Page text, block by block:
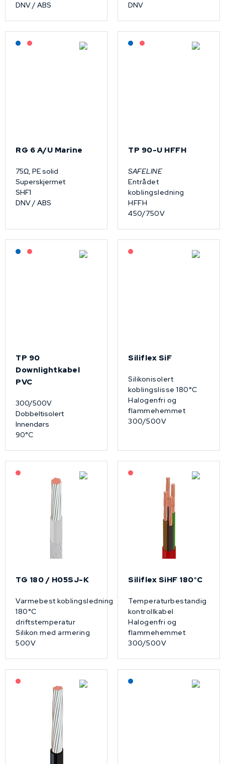
DNV / ABS
DNV
Lagerført: NEK Kabel
På forespørsel
RG 6 A/U Marine
75Ω, PE solid
Superskjermet
SHF1
DNV / ABS
Lagerført: NEK Kabel
På forespørsel
TP 90-U HFFH
SAFELINE
Entrådet
koblingsledning
HFFH
450/750V
Lagerført: NEK Kabel
På forespørsel
TP 90
Downlightkabel
PVC
300/500V
Dobbeltisolert
Innendørs
90°C
Siliflex SiF
Silikonisolert
koblingslisse 180°C
Halogenfri og
flammehemmet
300/500V
TG 180 / H05SJ-K
Varmebest koblingsledning
180°C
driftstemperatur
Silikon med armering
500V
Siliflex SiHF 180°C
Temperaturbestandig
kontrollkabel
Halogenfri og
flammehemmet
300/500V
Lagerført: NEK Kabel